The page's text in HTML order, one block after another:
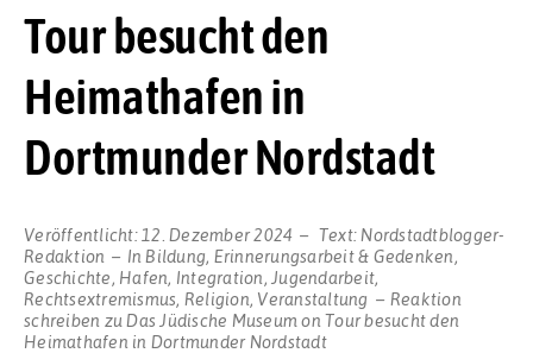
Tour besucht den
Heimathafen in
Dortmunder Nordstadt
Veröffentlicht: 12. Dezember 2024 Text: Nordstadtblogger-
Redaktion
In Bildung, Erinnerungsarbeit & Gedenken,
Geschichte, Hafen, Integration, Jugendarbeit,
Rechtsextremismus, Religion, Veranstaltung
Reaktion
schreiben zu Das Jüdische Museum on Tour besucht den
Heimathafen in Dortmunder Nordstadt